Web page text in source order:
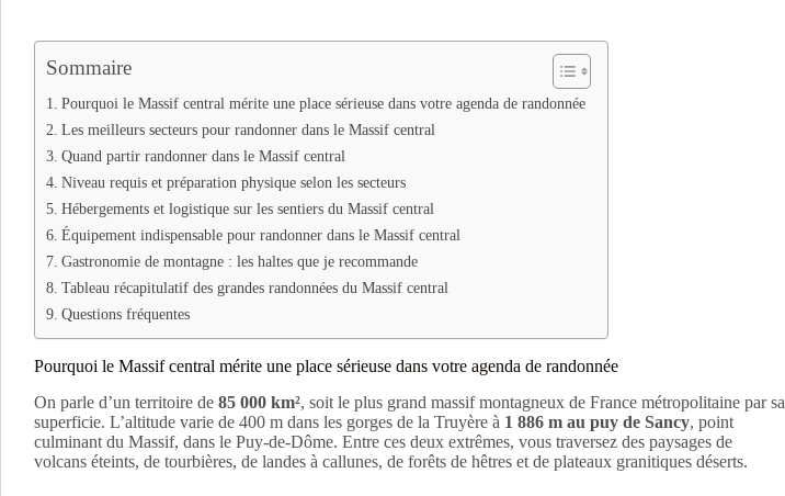
Sommaire
Pourquoi le Massif central mérite une place sérieuse dans votre agenda de randonnée
Les meilleurs secteurs pour randonner dans le Massif central
Quand partir randonner dans le Massif central
Niveau requis et préparation physique selon les secteurs
Hébergements et logistique sur les sentiers du Massif central
Équipement indispensable pour randonner dans le Massif central
Gastronomie de montagne : les haltes que je recommande
Tableau récapitulatif des grandes randonnées du Massif central
Questions fréquentes
Pourquoi le Massif central mérite une place sérieuse dans votre agenda de randonnée
On parle d’un territoire de 85 000 km², soit le plus grand massif montagneux de France métropolitaine par sa
superficie. L’altitude varie de 400 m dans les gorges de la Truyère à 1 886 m au puy de Sancy, point
culminant du Massif, dans le Puy-de-Dôme. Entre ces deux extrêmes, vous traversez des paysages de
volcans éteints, de tourbières, de landes à callunes, de forêts de hêtres et de plateaux granitiques déserts.